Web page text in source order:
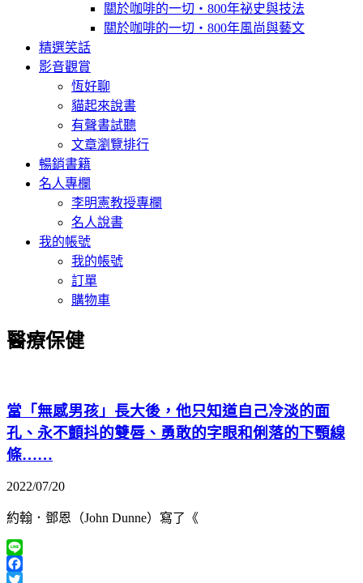
關於咖啡的一切‧800年祕史與技法
關於咖啡的一切‧800年風尚與藝文
精選笑話
影音觀賞
恆好聊
貓起來說書
有聲書試聽
文章瀏覽排行
暢銷書籍
名人專欄
李明憲教授專欄
名人說書
我的帳號
我的帳號
訂單
購物車
醫療保健
當「無感男孩」長大後，他只知道自己冷淡的面
孔、永不顫抖的雙唇、勇敢的字眼和俐落的下顎線
條……
2022/07/20
約翰．鄧恩（John Dunne）寫了《
Line
Facebook